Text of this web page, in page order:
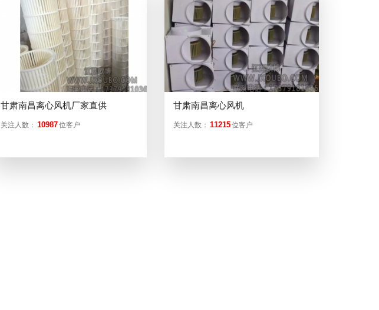
甘肃南昌离心风机厂家直供
关注人数： 10987位客户
甘肃南昌离心风机
关注人数： 11215位客户